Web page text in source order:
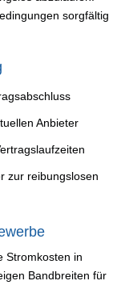
sorgfältig
Anbieter
zur reibungslosen
Stromkosten in
Bandbreiten für